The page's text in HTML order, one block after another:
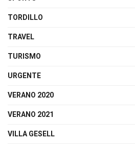
TORDILLO
TRAVEL
TURISMO
URGENTE
VERANO 2020
VERANO 2021
VILLA GESELL